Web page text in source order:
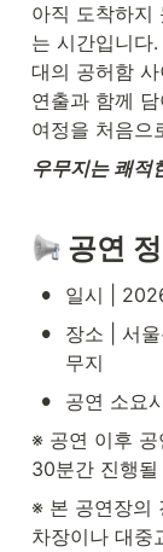
아직 도착하지
는 시간입니다
대의 공허함
연출과 함께
여정을 처음으
우무지는 쾌적
공연
• 일시 |
•
장소 | 서
무지
•
공연 소요
※ 공연 이후
30분간 진행될
※ 본 공연장의
차장이나 대중